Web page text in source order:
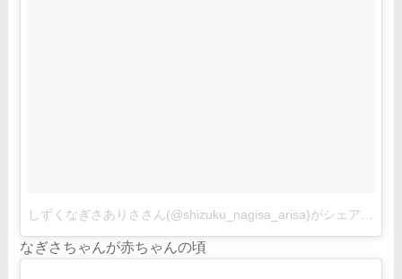
なぎさちゃんが赤ちゃんの頃